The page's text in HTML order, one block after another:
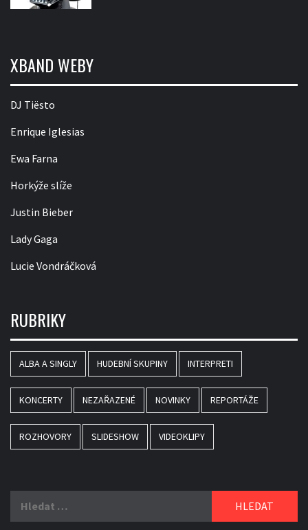
XBAND WEBY
DJ Tiësto
Enrique Iglesias
Ewa Farna
Horkýže slíže
Justin Bieber
Lady Gaga
Lucie Vondráčková
RUBRIKY
ALBA A SINGLY HUDEBNÍ SKUPINY INTERPRETI
KONCERTY NEZAŘAZENÉ NOVINKY REPORTÁŽE
ROZHOVORY SLIDESHOW VIDEOKLIPY